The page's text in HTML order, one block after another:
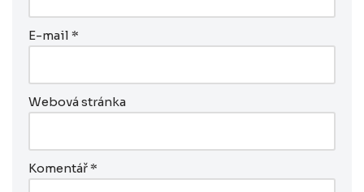
E-mail *
Webová stránka
Komentář *